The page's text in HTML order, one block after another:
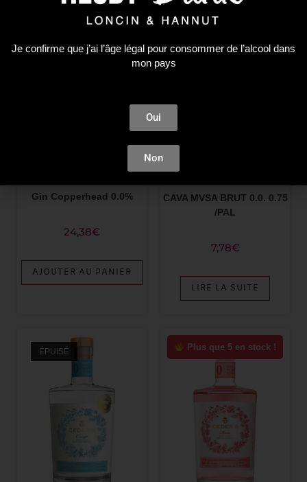
Gin Copperhead 0.0%
24,38€
AJOUTER AU PANIER
CAVA MVSA BRUT 0.0. 0.75
/PAL
7,78€
LIRE LA SUITE
ÉPUISÉ Plus que 5 en stock !
Je confirme que j’ai l’âge légal pour consommer de l’alcool dans
mon pays
Oui
Non